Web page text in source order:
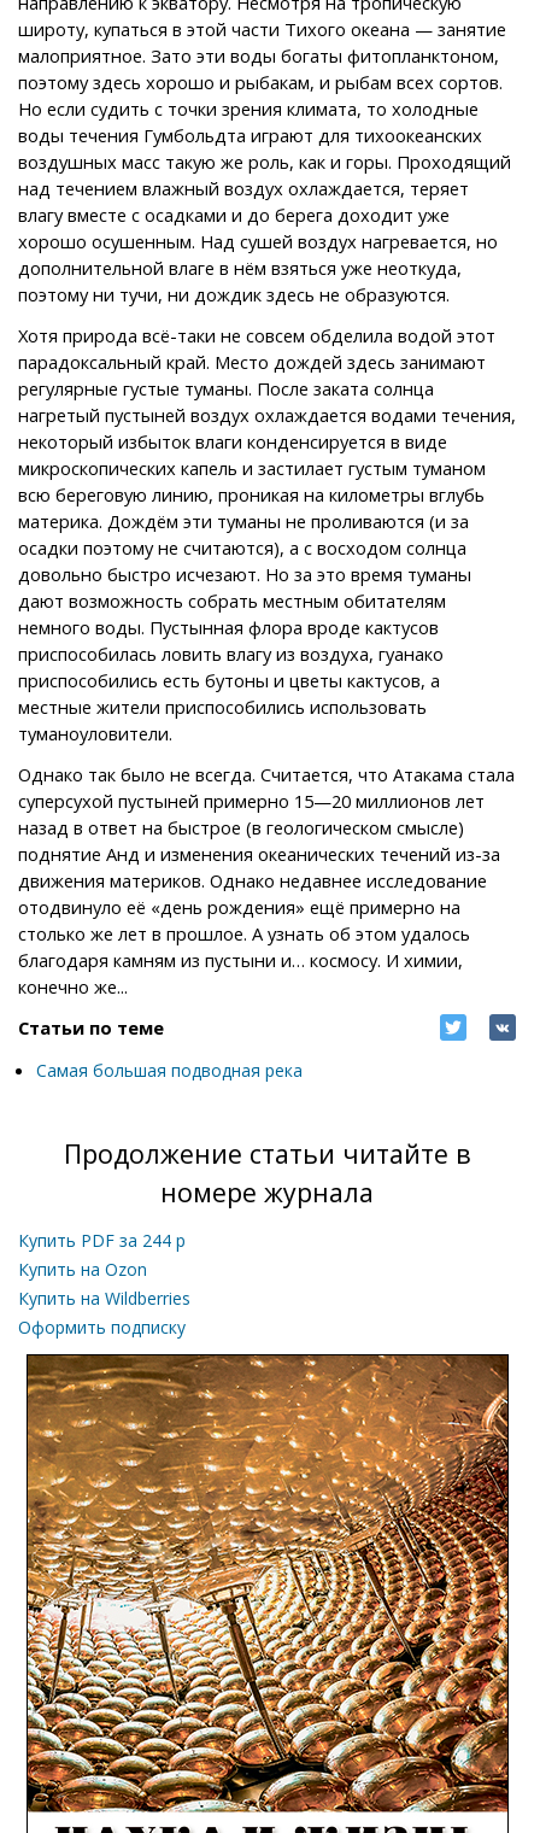
широту, купаться в этой части Тихого океана — занятие
малоприятное. Зато эти воды богаты фитопланктоном,
поэтому здесь хорошо и рыбакам, и рыбам всех сортов.
Но если судить с точки зрения климата, то холодные
воды течения Гумбольдта играют для тихоокеанских
воздушных масс такую же роль, как и горы. Проходящий
над течением влажный воздух охлаждается, теряет
влагу вместе с осадками и до берега доходит уже
хорошо осушенным. Над сушей воздух нагревается, но
дополнительной влаге в нём взяться уже неоткуда,
поэтому ни тучи, ни дождик здесь не образуются.
Хотя природа всё-таки не совсем обделила водой этот
парадоксальный край. Место дождей здесь занимают
регулярные густые туманы. После заката солнца
нагретый пустыней воздух охлаждается водами течения,
некоторый избыток влаги конденсируется в виде
микроскопических капель и застилает густым туманом
всю береговую линию, проникая на километры вглубь
материка. Дождём эти туманы не проливаются (и за
осадки поэтому не считаются), а с восходом солнца
довольно быстро исчезают. Но за это время туманы
дают возможность собрать местным обитателям
немного воды. Пустынная флора вроде кактусов
приспособилась ловить влагу из воздуха, гуанако
приспособились есть бутоны и цветы кактусов, а
местные жители приспособились использовать
туманоуловители.
Однако так было не всегда. Считается, что Атакама стала
суперсухой пустыней примерно 15—20 миллионов лет
назад в ответ на быстрое (в геологическом смысле)
поднятие Анд и изменения океанических течений из-за
движения материков. Однако недавнее исследование
отодвинуло её «день рождения» ещё примерно на
столько же лет в прошлое. А узнать об этом удалось
благодаря камням из пустыни и… космосу. И химии,
конечно же...
Статьи по теме
Самая большая подводная река
Продолжение статьи читайте в
номере журнала
Купить PDF за 244 р
Купить на Ozon
Купить на Wildberries
Оформить подписку